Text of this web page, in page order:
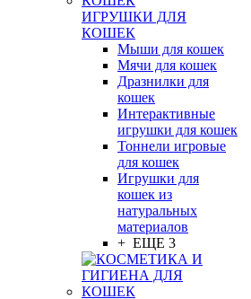
ИГРУШКИ ДЛЯ
КОШЕК
Мыши для кошек
Мячи для кошек
Дразнилки для
кошек
Интерактивные
игрушки для кошек
Тоннели игровые
для кошек
Игрушки для
кошек из
натуральных
материалов
+ ЕЩЕ 3